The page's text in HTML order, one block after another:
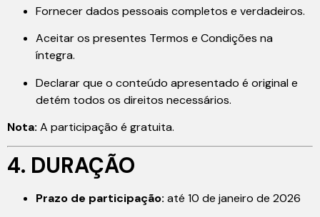
Fornecer dados pessoais completos e verdadeiros.
Aceitar os presentes Termos e Condições na
íntegra.
Declarar que o conteúdo apresentado é original e
detém todos os direitos necessários.
Nota: A participação é gratuita.
4. DURAÇÃO
Prazo de participação: até 10 de janeiro de 2026